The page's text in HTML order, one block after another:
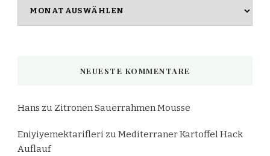
NEUESTE KOMMENTARE
Hans zu Zitronen Sauerrahmen Mousse
Eniyiyemektarifleri zuMediterraner Kartoffel Hack
Auflauf